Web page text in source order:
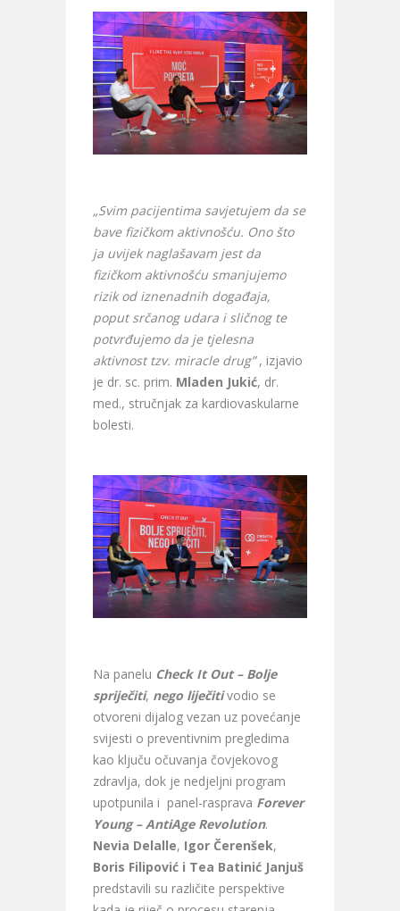
„Svim pacijentima savjetujem da se
bave fizičkom aktivnošću. Ono što
ja uvijek naglašavam jest da
fizičkom aktivnošću smanjujemo
rizik od iznenadnih događaja,
poput srčanog udara i sličnog te
potvrđujemo da je tjelesna
aktivnost tzv. miracle drug”, izjavio
je dr. sc. prim. Mladen Jukić, dr.
med., stručnjak za kardiovaskularne
bolesti.
Na panelu Check It Out – Bolje
spriječiti, nego liječitivodio se
otvoreni dijalog vezan uz povećanje
svijesti o preventivnim pregledima
kao ključu očuvanja čovjekovog
zdravlja, dok je nedjeljni program
upotpunila i panel-rasprava Forever
Young – AntiAge Revolution.
Nevia Delalle, Igor Čerenšek,
Boris Filipović i Tea Batinić Janjuš
predstavili su različite perspektive